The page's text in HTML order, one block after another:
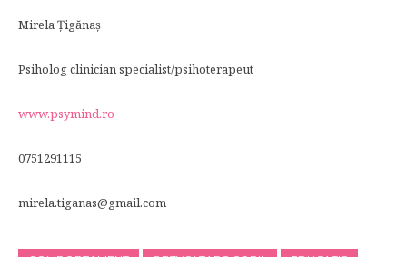
Mirela Ţigănaş
Psiholog clinician specialist/psihoterapeut
www.psymind.ro
0751291115
mirela.tiganas@gmail.com